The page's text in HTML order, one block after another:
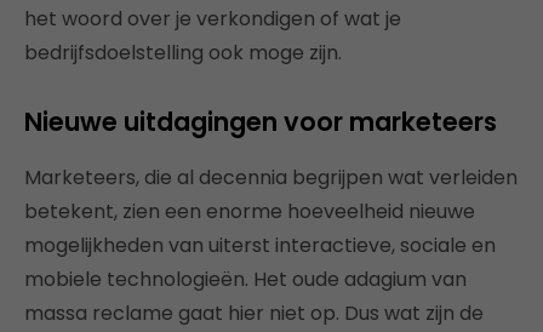
het woord over je verkondigen of wat je
bedrijfsdoelstelling ook moge zijn.
Nieuwe uitdagingen voor marketeers
Marketeers, die al decennia begrijpen wat verleiden
betekent, zien een enorme hoeveelheid nieuwe
mogelijkheden van uiterst interactieve, sociale en
mobiele technologieën. Het oude adagium van
massa reclame gaat hier niet op. Dus wat zijn de